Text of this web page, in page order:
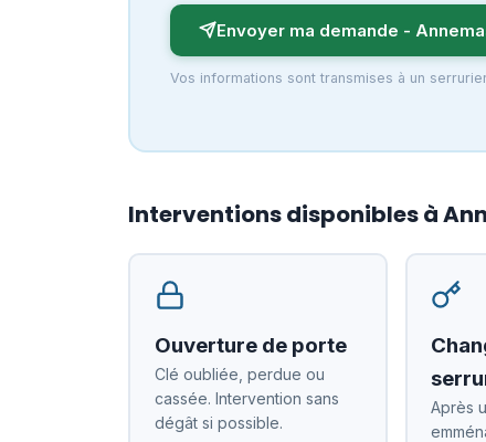
Envoyer ma demande -
Vos informations sont transmises à un
Interventions disponibles à
Ouverture de porte
Clé oubliée, perdue ou
cassée. Intervention sans
dégât si possible.
Après